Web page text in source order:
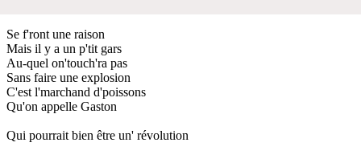
Se f'ront une raison
Mais il y a un p'tit gars
Au-quel on'touch'ra pas
Sans faire une explosion
C'est l'marchand d'poissons
Qu'on appelle Gaston
Qui pourrait bien être un' révolution